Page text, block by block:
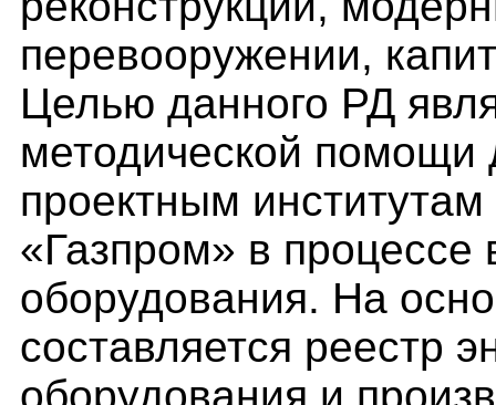
перевооружении,
Целью данного РД
методической
проектным
«Газпром» в процессе
оборудования. На
составляется реестр